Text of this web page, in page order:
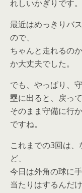
れしいかぎりです。
最近はめっきりバ
ので、
ちゃんと走れるの
か大丈夫でした。
でも、やっぱり、
塁に出ると、戻っ
そのまま守備に行
ですね。
これまでの3回は
ど、
今日は外角の球に
当たりはするんだ